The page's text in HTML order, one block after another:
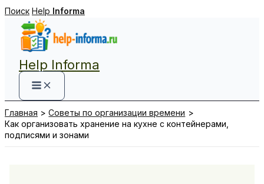
Перейти
содержимому
Поиск Help Informa
Help Informa
Главная
Советы по организации времени
Как организовать хранение на кухне с контейнерами,
подписями и зонами